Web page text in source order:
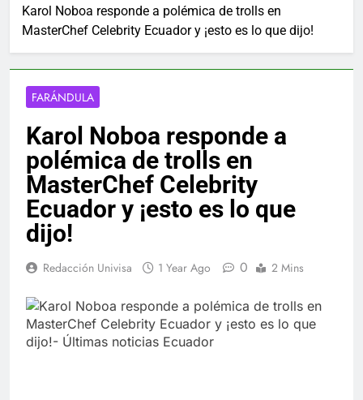
Karol Noboa responde a polémica de trolls en
MasterChef Celebrity Ecuador y ¡esto es lo que dijo!
FARÁNDULA
Karol Noboa responde a
polémica de trolls en
MasterChef Celebrity
Ecuador y ¡esto es lo que
dijo!
Redacción Univisa 1 Year Ago 0 2 Mins